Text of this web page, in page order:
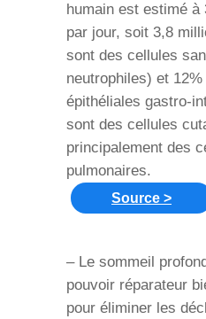
humain est estimé
par jour, soit 3,8
sont des cellules
neutrophiles) et
épithéliales gastro-
sont des cellules
principalement des
pulmonaires.
Source >
– Le sommeil
pouvoir réparateur
pour éliminer les